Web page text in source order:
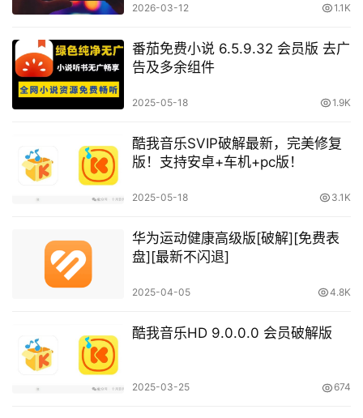
2026-03-12 1.1K
番茄免费小说 6.5.9.32 会员版 去广
告及多余组件
2025-05-18 1.9K
酷我音乐SVIP破解最新，完美修复
版！支持安卓+车机+pc版！
2025-05-18 3.1K
华为运动健康高级版[破解][免费表
盘][最新不闪退]
2025-04-05 4.8K
酷我音乐HD 9.0.0.0 会员破解版
2025-03-25 674